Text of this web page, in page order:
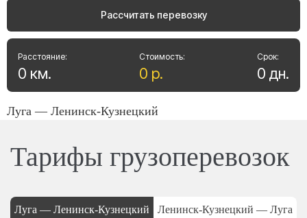
Рассчитать перевозку
Стоимость:
0 р.
Расстояние:
0 км.
Срок:
0 дн.
Луга — Ленинск-Кузнецкий
Тарифы грузоперевозок
Луга — Ленинск-Кузнецкий Ленинск-Кузнецкий — Луга